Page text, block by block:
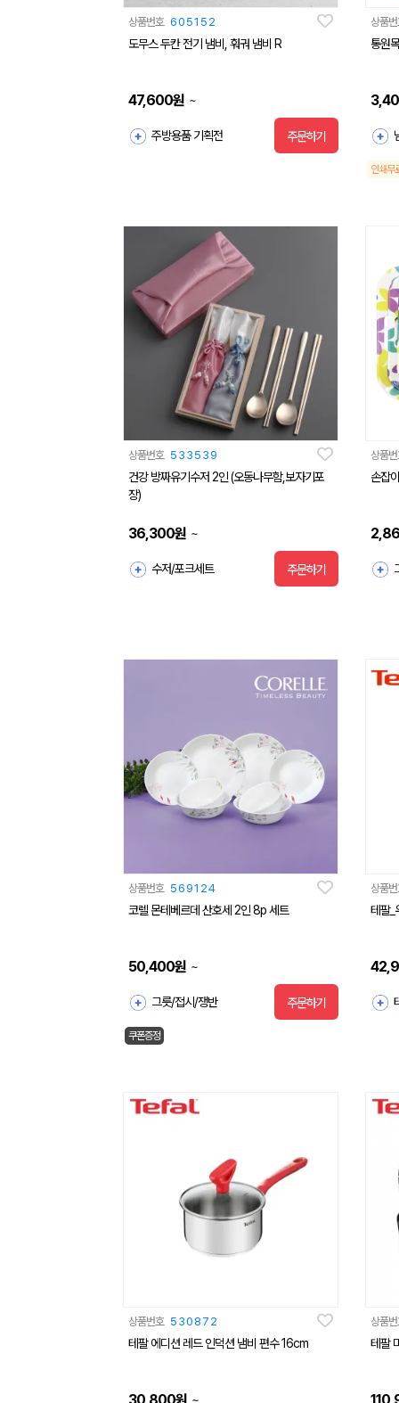
상품번호 605152
도무스 두칸 전기 냄비, 훠궈 냄비 R
47,600원 ~
주방용품 기획전 주문하기
상품
통원
인쇄무
상품번호 533539
건강 방짜유기수저 2인 (오동나무함,보자기포
장)
36,300원 ~
수저/포크세트 주문하기
상품
손잡
상품번호 569124
코렐 몬테베르데 산호세 2인 8p 세트
50,400원 ~
그릇/접시/쟁반 주문하기
쿠폰증정
상품
테팔_
상품번호 530872
테팔 에디션 레드 인덕션 냄비 편수 16cm
~
상품
테팔